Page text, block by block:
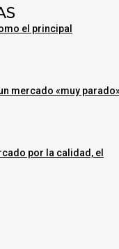
el principal
mercado «muy
por la calidad, el